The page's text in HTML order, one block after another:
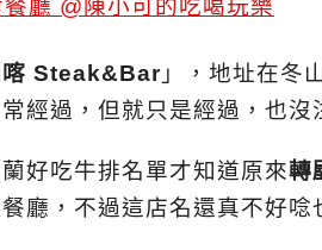
喀 Steak&Bar 」，地址在冬
常經過，但就只是經過，也沒
好吃牛排名單才知道原來轉
廳，不過這店名還真不好唸